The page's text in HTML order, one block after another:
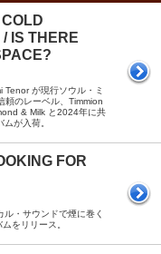
IS THERE
Tenor が現行ソウル・ミ
頼のレーベル、Timmion
& Milk と2024年に共
ムが入荷。
FOR
・サウンドで煙に巻く
をリリース。